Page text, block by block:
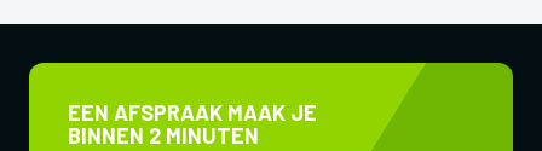
EEN AFSPRAAK MAAK JE
BINNEN 2 MINUTEN